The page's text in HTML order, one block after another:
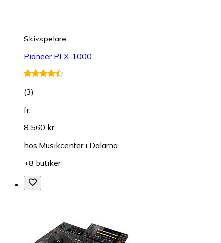
Skivspelare
Pioneer PLX-1000
(3)
fr.
8 560 kr
hos Musikcenter i Dalarna
+8 butiker